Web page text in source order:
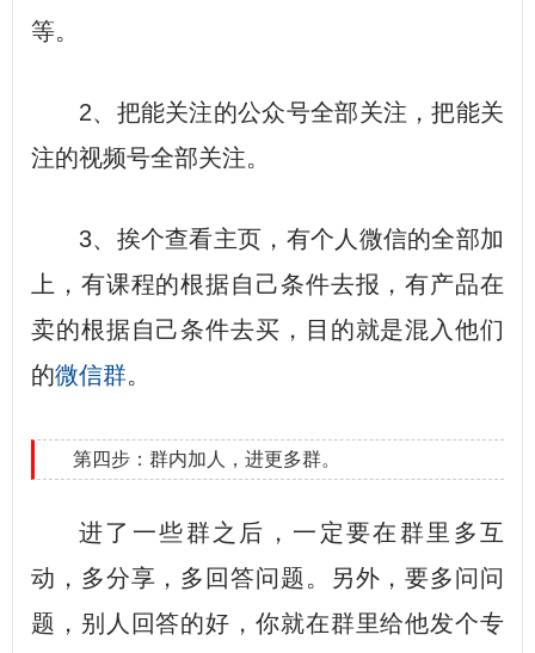
等。
2、把能关注的公众号全部关注，把能关
注的视频号全部关注。
3、挨个查看主页，有个人微信的全部加
上，有课程的根据自己条件去报，有产品在
卖的根据自己条件去买，目的就是混入他们
的微信群。
第四步：群内加人，进更多群。
进了一些群之后，一定要在群里多互
动，多分享，多回答问题。另外，要多问问
题，别人回答的好，你就在群里给他发个专